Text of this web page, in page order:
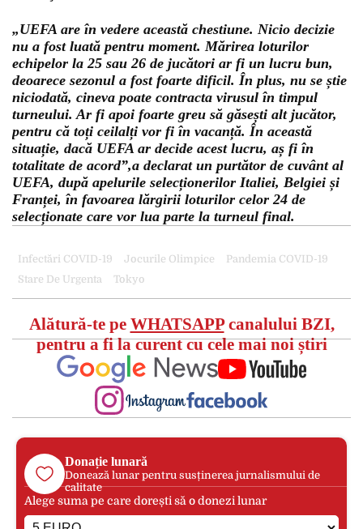
„UEFA are în vedere această chestiune. Nicio decizie
nu a fost luată pentru moment. Mărirea loturilor
echipelor la 25 sau 26 de jucători ar fi un lucru bun,
deoarece sezonul a fost foarte dificil. În plus, nu se știe
niciodată, cineva poate contracta virusul în timpul
turneului. Ar fi apoi foarte greu să găsești alt jucător,
pentru că toți ceilalți vor fi în vacanță. În această
situație, dacă UEFA ar decide acest lucru, aș fi în
totalitate de acord”,a declarat un purtător de cuvânt al
UEFA, după apelurile selecționerilor Italiei, Belgiei și
Franței, în favoarea lărgirii loturilor celor 24 de
selecționate care vor lua parte la turneul final.
Infectări COVID-19 Jocurile Olimpice
Pandemia COVID-19
Stare De Urgenta
Tokyo
Alătură-te pe WHATSAPPcanalului BZI,
pentru a fi la curent cu cele mai noi știri
Donație lunară
Donează lunar pentru susținerea jurnalismului de
calitate
Alege suma pe care dorești să o donezi lunar